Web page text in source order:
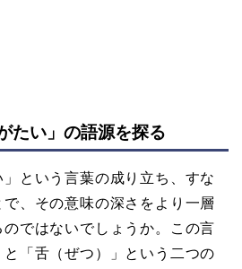
たい」の語源を探る
」という言葉の成り立ち、すな
、その意味の深さをより一層
ではないでしょうか。この言
「舌（ぜつ）」という二つの